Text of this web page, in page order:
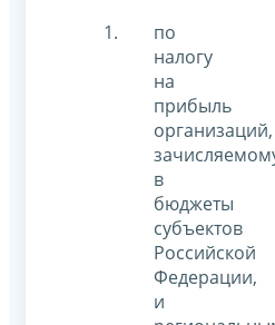
по
налогу
на
прибыль
организаций,
в
бюджеты
субъектов
Российской
Федерации,
и